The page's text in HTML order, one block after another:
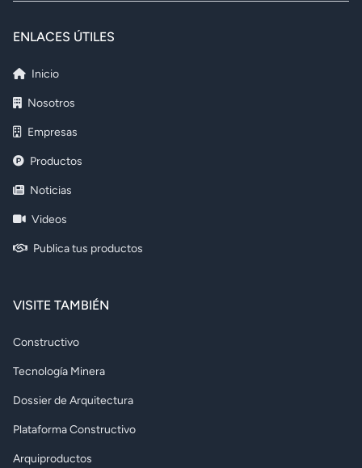
ENLACES ÚTILES
Inicio
Nosotros
Empresas
Productos
Noticias
Videos
Publica tus productos
VISITE TAMBIÉN
Constructivo
Tecnología Minera
Dossier de Arquitectura
Plataforma Constructivo
Arquiproductos